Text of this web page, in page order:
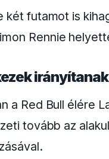
vezetőségét,
már nem
azalábbi